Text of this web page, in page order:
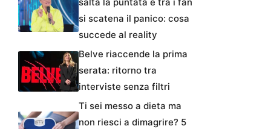
si scatena il panico: cosa
succede al reality
Belve riaccende la prima
serata: ritorno tra
interviste senza filtri
Ti sei messo a dieta ma
non riesci a dimagrire? 5